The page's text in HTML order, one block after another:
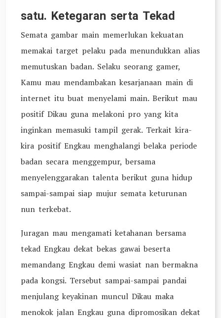
satu. Ketegaran serta Tekad
Semata gambar main memerlukan kekuatan
memakai target pelaku pada menundukkan alias
memutuskan badan. Selaku seorang gamer,
Kamu mau mendambakan kesarjanaan main di
internet itu buat menyelami main. Berikut mau
positif Dikau guna melakoni pro yang kita
inginkan memasuki tampil gerak. Terkait kira-
kira positif Engkau menghalangi belaka periode
badan secara menggempur, bersama
menyelenggarakan talenta berikut guna hidup
sampai-sampai siap mujur semata keturunan
nun terkebat.
Juragan mau mengamati ketahanan bersama
tekad Engkau dekat bekas gawai beserta
memandang Engkau demi wasiat nan bermakna
pada kongsi. Tersebut sampai-sampai pandai
menjulang keyakinan muncul Dikau maka
menokok jalan Engkau guna dipromosikan dekat